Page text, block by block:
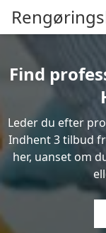
Find
Leder du efter
Indhent 3 tilbud
her, uanset om